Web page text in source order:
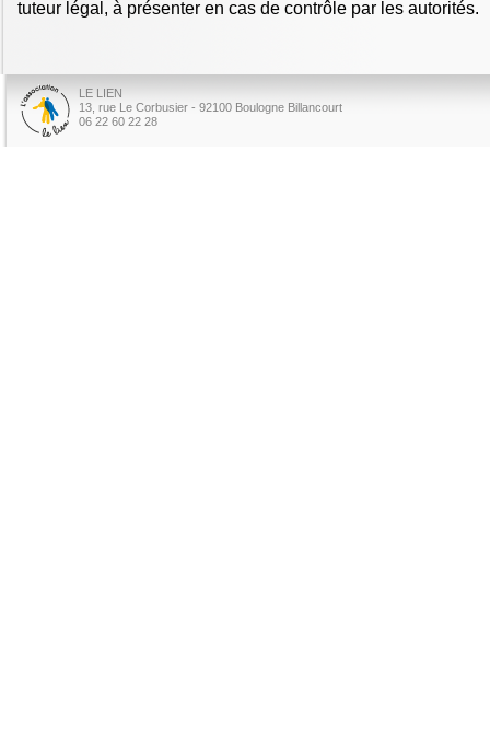
tuteur légal, à présenter en cas de contrôle par les autorités.
LE LIEN
13, rue Le Corbusier - 92100 Boulogne Billancourt
06 22 60 22 28